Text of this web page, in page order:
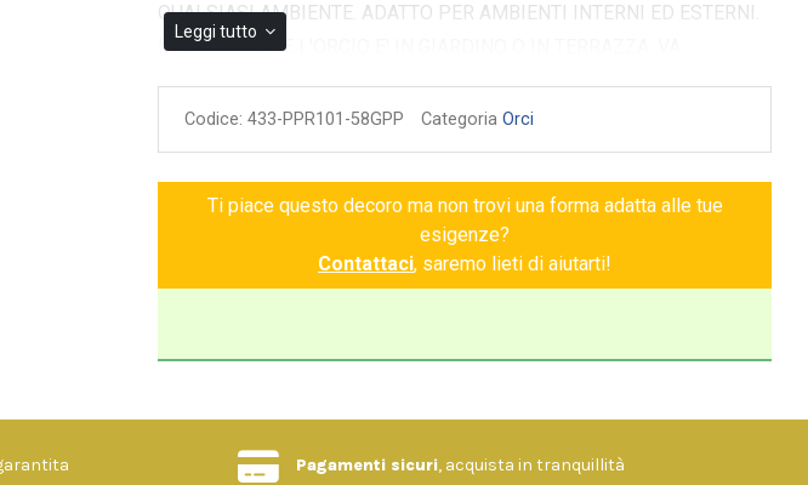
QUALSIASI AMBIENTE. ADATTO PER AMBIENTI INTERNI ED ESTERNI.
IN INVERNO, SE L'ORCIO E' IN GIARDINO O IN TERRAZZA, VA
COLLOCATO IN UN POSTO AL RIPARO DALLA PIOGGIA. IL VASO
MISURA CM.58H.
Leggi tutto
Codice:433-PPR101-58GPP CategoriaOrci
Ti piace questo decoro ma non trovi una forma adatta alle tue
esigenze?
Contattaci, saremo lieti di aiutarti!
Pagamenti sicuri, acquista in tranquillità